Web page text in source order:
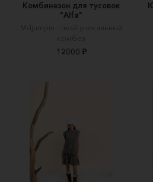
Комбинезон для тусовок
"Alfa"
Mdjumpin - твой уникальный
комбез
12000 ₽